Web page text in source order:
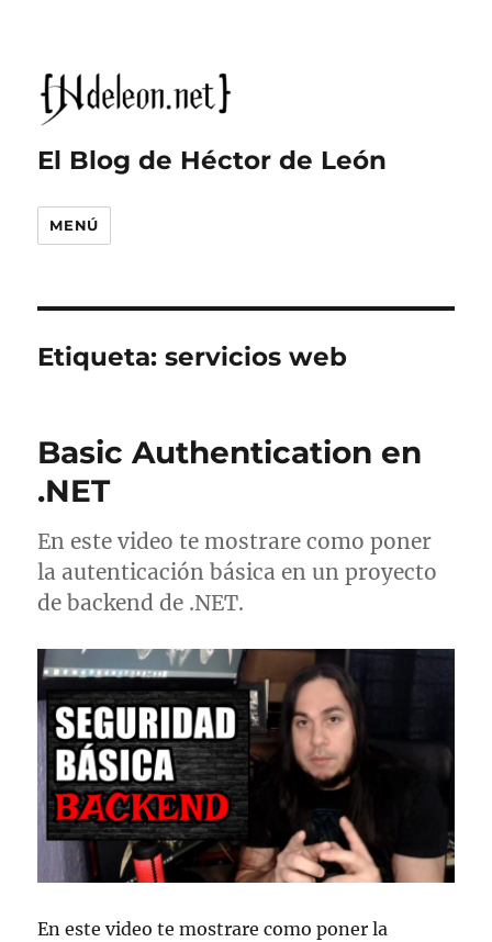
El Blog de Héctor de León
MENÚ
Etiqueta:servicios web
Basic Authentication en
.NET
En este video te mostrare como poner
la autenticación básica en un proyecto
de backend de .NET.
En este video te mostrare como poner la